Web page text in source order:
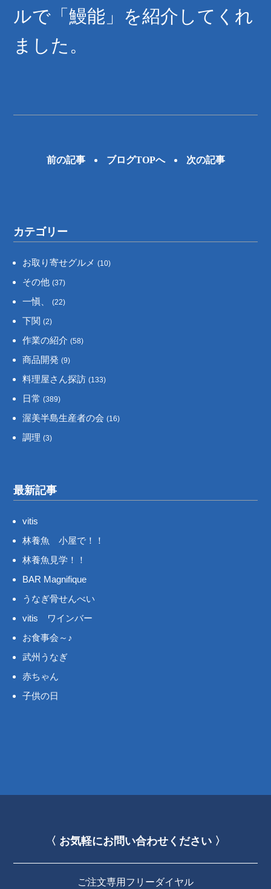
ルで「鰻能」を紹介してくれ
ました。
前の記事 ブログTOPへ 次の記事
カテゴリー
お取り寄せグルメ(10)
その他(37)
一愼、(22)
下関(2)
作業の紹介(58)
商品開発(9)
料理屋さん探訪(133)
日常(389)
渥美半島生産者の会(16)
調理(3)
最新記事
vitis
林養魚 小屋で！！
林養魚見学！！
BAR Magnifique
うなぎ骨せんべい
vitis ワインバー
お食事会～♪
武州うなぎ
赤ちゃん
子供の日
〈 お気軽にお問い合わせください 〉
ご注文専用フリーダイヤル